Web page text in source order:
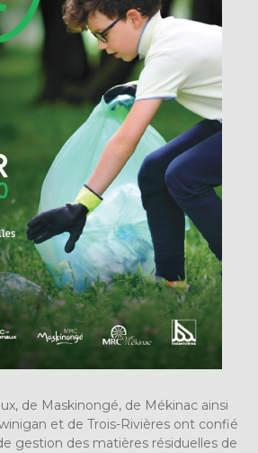
de Maskinongé, de Mékinac ainsi
et de Trois-Rivières ont confié
gestion des matières résiduelles de